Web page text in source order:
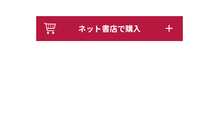
もやってくる。そのほか、ルネサンス期の巨匠・ティツィ
アーノ、オランダが生んだヒーロー・レンブラント、印象
派のビッグスター・モネやルノワールなど、まさしく「西
ネット書店で購入